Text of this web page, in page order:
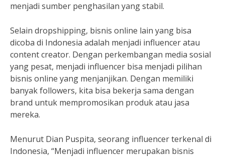
menjadi sumber penghasilan yang stabil.
Selain dropshipping, bisnis online lain yang bisa
dicoba di Indonesia adalah menjadi influencer atau
content creator. Dengan perkembangan media sosial
yang pesat, menjadi influencer bisa menjadi pilihan
bisnis online yang menjanjikan. Dengan memiliki
banyak followers, kita bisa bekerja sama dengan
brand untuk mempromosikan produk atau jasa
mereka.
Menurut Dian Puspita, seorang influencer terkenal di
Indonesia, “Menjadi influencer merupakan bisnis